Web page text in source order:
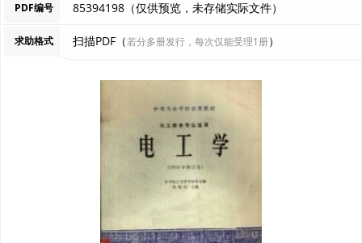
PDF编号 85394198（仅供预览，未存储实际文件）
求助格式 扫描PDF（若分多册发行，每次仅能受理1册）